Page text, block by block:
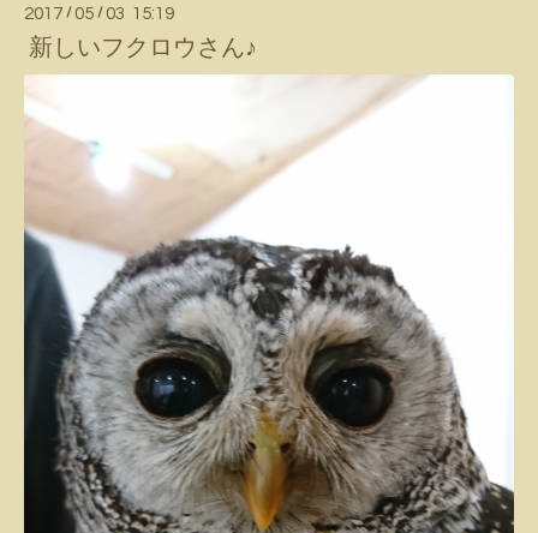
2017 / 05 / 03 15:19
新しいフクロウさん♪